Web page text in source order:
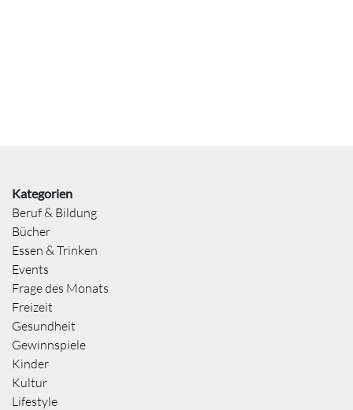
Kategorien
Beruf & Bildung
Bücher
Essen & Trinken
Events
Frage des Monats
Freizeit
Gesundheit
Gewinnspiele
Kinder
Kultur
Lifestyle